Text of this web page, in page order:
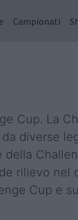
Campionati
Cup. La
diverse
rilievo
Cup e